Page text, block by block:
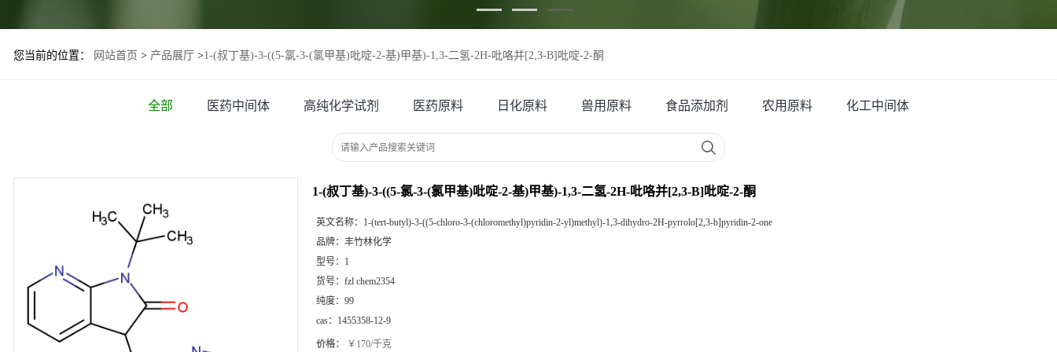
您当前的位置： 网站首页 > 产品展厅 >1-(叔丁基)-3-((5-氯-3-(氯甲基)吡啶-2-基)甲基)-1,3-二氢-2H-吡咯并[2,3-B]吡啶-2-酮
全部 医药中间体 高纯化学试剂 医药原料 日化原料 兽用原料 食品添加剂 农用原料 化工中间体
1-(叔丁基)-3-((5-氯-3-(氯甲基)吡啶-2-基)甲基)-1,3-二氢-2H-吡咯并[2,3-B]吡啶-2-酮
英文名称： 1-(tert-butyl)-3-((5-chloro-3-(chloromethyl)pyridin-2-yl)methyl)-1,3-dihydro-2H-pyrrolo[2,3-b]pyridin-2-one
品牌： 丰竹林化学
型号： 1
货号： fzl chem2354
纯度： 99
cas： 1455358-12-9
价格： ￥170/千克